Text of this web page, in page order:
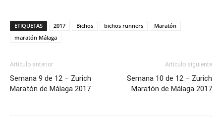
ETIQUETAS 2017 Bichos bichos runners
Maratón
maratón Málaga
Artículo anterior
Semana 9 de 12 – Zurich
Maratón de Málaga 2017
Artículo siguiente
Semana 10 de 12 – Zurich
Maratón de Málaga 2017